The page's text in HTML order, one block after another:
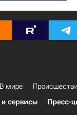
Военно-медицинская академия имени Кирова
В мире
сервисы Пресс-